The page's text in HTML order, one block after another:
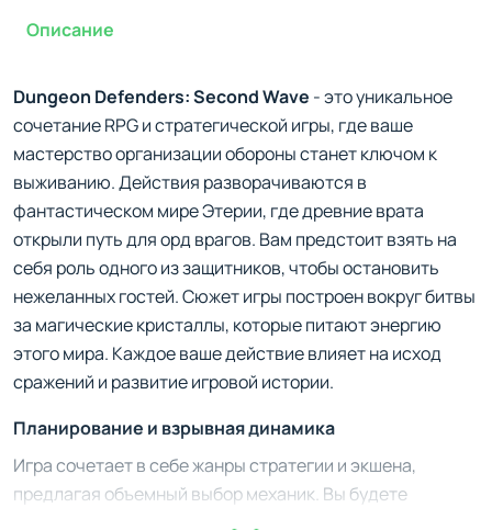
Описание
Dungeon Defenders: Second Wave - это уникальное
сочетание RPG и стратегической игры, где ваше
мастерство организации обороны станет ключом к
выживанию. Действия разворачиваются в
фантастическом мире Этерии, где древние врата
открыли путь для орд врагов. Вам предстоит взять на
себя роль одного из защитников, чтобы остановить
нежеланных гостей. Сюжет игры построен вокруг битвы
за магические кристаллы, которые питают энергию
этого мира. Каждое ваше действие влияет на исход
сражений и развитие игровой истории.
Планирование и взрывная динамика
Игра сочетает в себе жанры стратегии и экшена,
предлагая объемный выбор механик. Вы будете